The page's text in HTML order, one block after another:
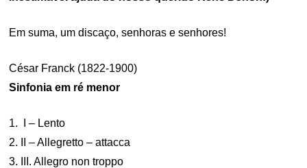
Em suma, um discaço, senhoras e senhores!
César Franck (1822-1900)
Sinfonia em ré menor
1. I – Lento
2. II – Allegretto – attacca
3. III. Allegro non troppo